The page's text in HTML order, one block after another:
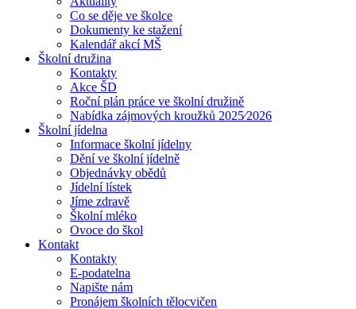
Co se děje ve školce
Dokumenty ke stažení
Kalendář akcí MŠ
Školní družina
Kontakty
Akce ŠD
Roční plán práce ve školní družině
Nabídka zájmových kroužků 2025⁄2026
Školní jídelna
Informace školní jídelny
Dění ve školní jídelně
Objednávky obědů
Jídelní lístek
Jíme zdravě
Školní mléko
Ovoce do škol
Kontakt
Kontakty
E-podatelna
Napište nám
Pronájem školních tělocvičen